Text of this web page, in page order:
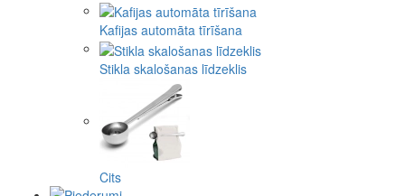
Kafijas automāta tīrīšana
Stikla skalošanas līdzeklis
Cits